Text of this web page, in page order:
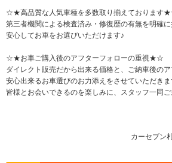
☆★高品質な人気車種を多数取り揃えております
第三者機関による検査済み・修復歴の有無を明確に
安心してお車をお選びいただけます♪
☆★お車ご購入後のアフターフォローの重視★☆
ダイレクト販売だから出来る価格と、ご納車後のア
安心出来るお車選びのお力添えをさせていただきま
皆様とお会いできるのを楽しみに、スタッフ一同
カーセブン